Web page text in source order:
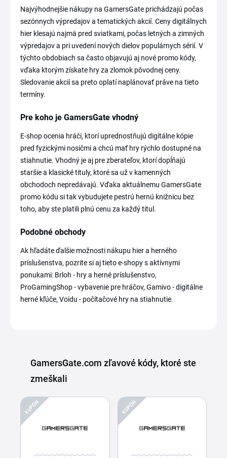
Najvýhodnejšie nákupy na GamersGate prichádzajú počas
sezónnych výpredajov a tematických akcií. Ceny digitálnych
hier klesajú najmä pred sviatkami, počas letných a zimných
výpredajov a pri uvedení nových dielov populárnych sérií. V
týchto obdobiach sa často objavujú aj nové promo kódy,
vďaka ktorým získate hry za zlomok pôvodnej ceny.
Sledovanie akcií sa preto oplatí naplánovať práve na tieto
termíny.
Pre koho je GamersGate vhodný
E-shop ocenia hráči, ktorí uprednostňujú digitálne kópie
pred fyzickými nosičmi a chcú mať hry rýchlo dostupné na
stiahnutie. Vhodný je aj pre zberateľov, ktorí dopĺňajú
staršie a klasické tituly, ktoré sa už v kamenných
obchodoch nepredávajú. Vďaka aktuálnemu GamersGate
promo kódu si tak vybudujete pestrú hernú knižnicu bez
toho, aby ste platili plnú cenu za každý titul.
Podobné obchody
Ak hľadáte ďalšie možnosti nákupu hier a herného
príslušenstva, pozrite si aj tieto e-shopy s aktívnymi
ponukami: Brloh - hry a herné príslušenstvo,
ProGamingShop - vybavenie pre hráčov, Gamivo - digitálne
herné kľúče, Voidu - počítačové hry na stiahnutie.
GamersGate.com zľavové kódy, ktoré ste
zmeškali
KUPÓN KUPÓN